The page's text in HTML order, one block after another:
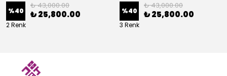
%40
₺ 43,000.00
₺ 25,800.00
2 Renk
%40
₺ 43,000.00
₺ 25,800.00
3 Renk